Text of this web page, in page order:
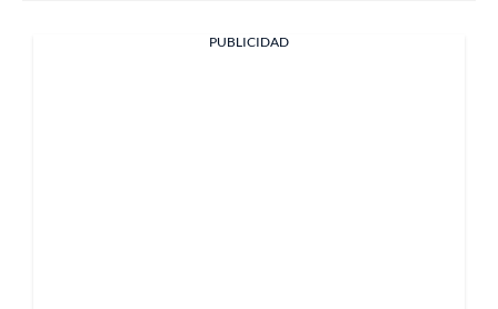
PUBLICIDAD